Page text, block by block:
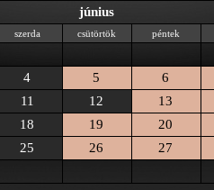
június
szerda csütörtök péntek
4 5
6
11 12
13
18 19
20
25 26
27